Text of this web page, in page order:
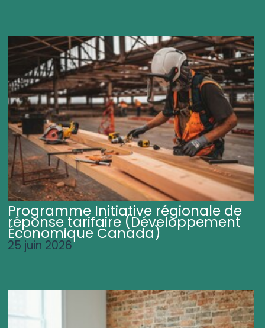
Programme Initiative régionale de
réponse tarifaire (Développement
Économique Canada)
25 juin 2026